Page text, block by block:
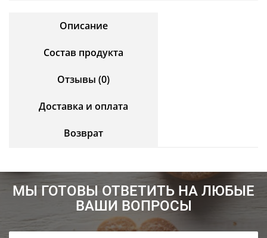
Описание
Состав продукта
Отзывы (0)
Доставка и оплата
Возврат
МЫ ГОТОВЫ ОТВЕТИТЬ НА ЛЮБЫЕ
ВАШИ ВОПРОСЫ